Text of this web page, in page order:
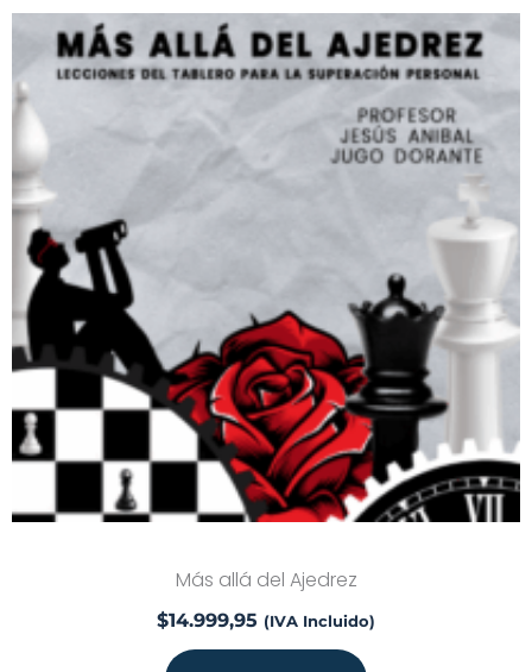
Más allá del Ajedrez
$14.999,95 (IVA Incluido)